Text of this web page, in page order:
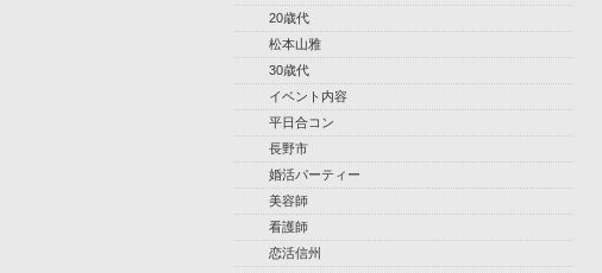
20歳代
松本山雅
30歳代
イベント内容
平日合コン
長野市
婚活パーティー
美容師
看護師
恋活信州